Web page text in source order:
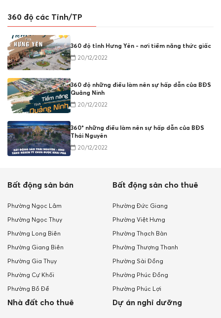
360 độ các Tỉnh/TP
360 độ tỉnh Hưng Yên - nơi tiềm năng thức giấc
20/12/2022
360 độ những điều làm nên sự hấp dẫn của BĐS
Quảng Ninh
20/12/2022
360* những điều làm nên sự hấp dẫn của BĐS
Thái Nguyên
20/12/2022
Bất động sản bán
Phường Ngọc Lâm
Phường Ngọc Thụy
Phường Long Biên
Phường Giang Biên
Phường Gia Thụy
Phường Cự Khối
Phường Bồ Đề
Bất động sản cho thuê
Phường Đức Giang
Phường Việt Hưng
Phường Thạch Bàn
Phường Thượng Thanh
Phường Sài Đồng
Phường Phúc Đồng
Phường Phúc Lợi
Nhà đất cho thuê Dự án nghỉ dưỡng